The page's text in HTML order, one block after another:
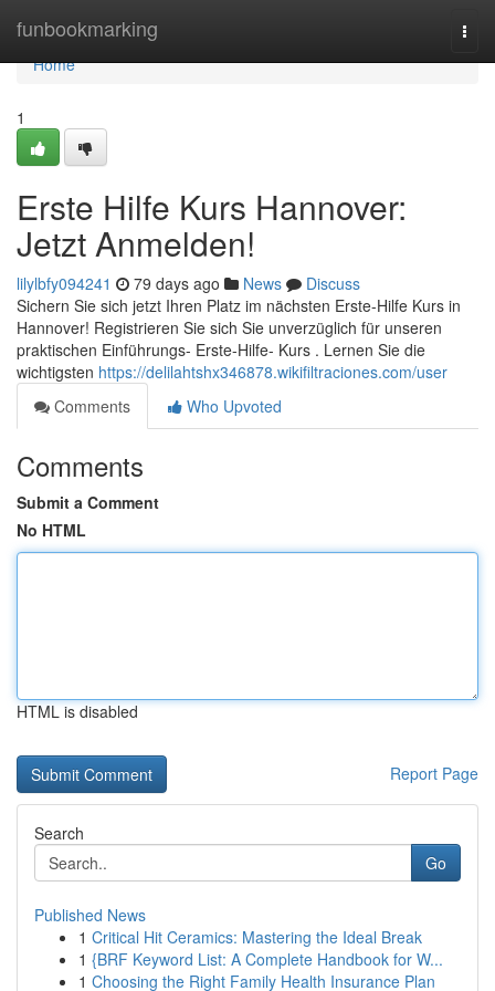
funbookmarking
Home
Home
1
Erste Hilfe Kurs Hannover:
Jetzt Anmelden!
lilylbfy094241 79 days ago News
Discuss
Sichern Sie sich jetzt Ihren Platz im nächsten Erste-Hilfe Kurs in
Hannover! Registrieren Sie sich Sie unverzüglich für unseren
praktischen Einführungs- Erste-Hilfe- Kurs . Lernen Sie die
wichtigsten https://delilahtshx346878.wikifiltraciones.com/user
Comments
Who Upvoted
Comments
Submit a Comment
No HTML
HTML is disabled
Report Page
Search
Go
Published News
1 Critical Hit Ceramics: Mastering the Ideal Break
1 {BRF Keyword List: A Complete Handbook for W...
1 Choosing the Right Family Health Insurance Plan